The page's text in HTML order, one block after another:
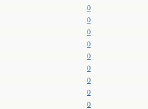
0
0
0
0
0
0
0
0
0